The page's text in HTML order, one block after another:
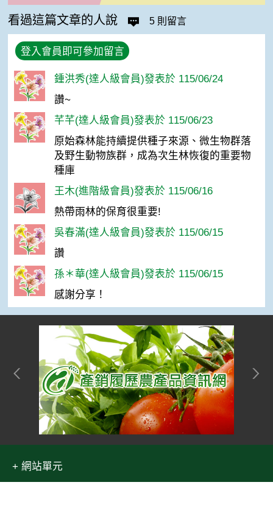
看過這篇文章的人說 5 則留言
登入會員即可參加留言
鍾洪秀(達人級會員)發表於 115/06/24
讚~
芊芊(達人級會員)發表於 115/06/23
原始森林能持續提供種子來源、微生物群落
及野生動物族群，成為次生林恢復的重要物
種庫
王木(進階級會員)發表於 115/06/16
熱帶雨林的保育很重要!
吳春滿(達人級會員)發表於 115/06/15
讚
孫＊華(達人級會員)發表於 115/06/15
感謝分享！
網站單元